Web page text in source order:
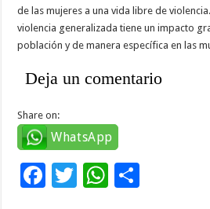
de las mujeres a una vida libre de
violencia generalizada tiene un impacto
población y de manera específica en las
Deja un comentario
Share on:
WhatsApp
F
T
W